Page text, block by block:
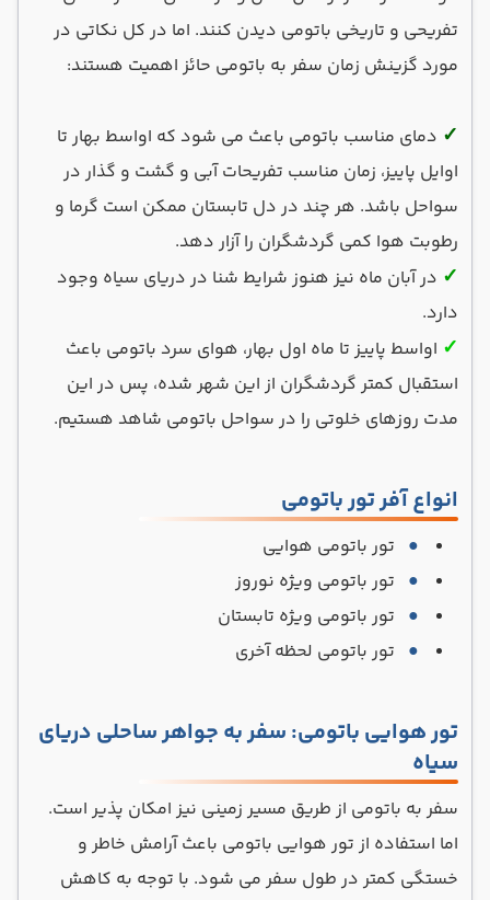
تفریحی و تاریخی باتومی دیدن کنند. اما در کل نکاتی در
مورد گزینش زمان سفر به باتومی حائز اهمیت هستند:
✓ دمای مناسب باتومی باعث می شود که اواسط بهار تا
اوایل پاییز، زمان مناسب تفریحات آبی و گشت و گذار در
سواحل باشد. هر چند در دل تابستان ممکن است گرما و
رطوبت هوا کمی گردشگران را آزار دهد.
✓ در آبان ماه نیز هنوز شرایط شنا در دریای سیاه وجود
دارد.
✓ اواسط پاییز تا ماه اول بهار، هوای سرد باتومی باعث
استقبال کمتر گردشگران از این شهر شده، پس در این
مدت روزهای خلوتی را در سواحل باتومی شاهد هستیم.
انواع آفر تور باتومی
تور باتومی هوایی
تور باتومی ویژه نوروز
تور باتومی ویژه تابستان
تور باتومی لحظه آخری
تور هوایی باتومی: سفر به جواهر ساحلی دریای
سیاه
سفر به باتومی از طریق مسیر زمینی نیز امکان پذیر است.
اما استفاده از تور هوایی باتومی باعث آرامش خاطر و
خستگی کمتر در طول سفر می شود. با توجه به کاهش